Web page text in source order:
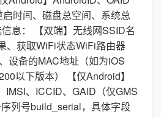
启时间、磁盘总空间、系统总
息： 【双端】无线网SSID名
、获取WiFi状态WiFi路由器
设备的MAC地址（如为iOS
以下版本） 【仅Android】
IMSI、ICCID、GAID（仅GMS
列号build_serial，具体字段